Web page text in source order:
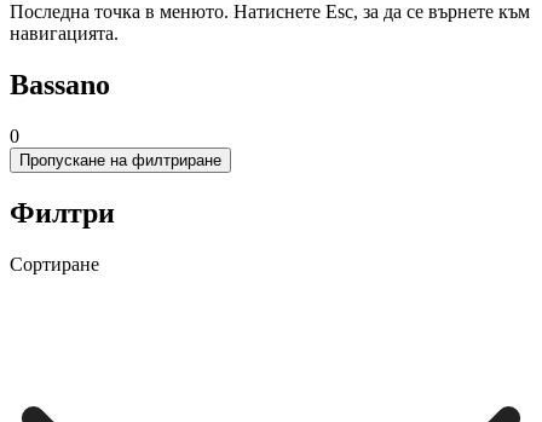
Последна точка в менюто. Натиснете Esc, за да се върнете към
навигацията.
Bassano
0
Пропускане на филтриране
Филтри
Сортиране